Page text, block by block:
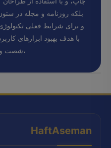
بلکه روزنامه و مجله در
و برای شرایط فعلی تکنولوژی
با هدف بهبود ابزارهای
شصت و سه درصد گذشته حال و آینده،
HaftAseman